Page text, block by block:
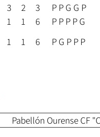
3 2 3
P P G G P
1 1 6
P P P P G
1 1 6 P G P P P
Pabellón Ourense CF